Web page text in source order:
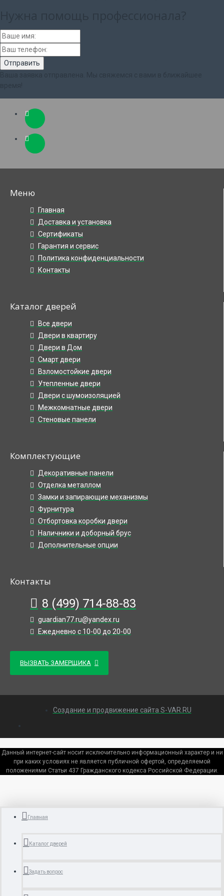
Меню
Главная
Доставка и установка
Сертификаты
Гарантия и сервис
Политика конфиденциальности
Контакты
Каталог дверей
Все двери
Двери в квартиру
Двери в Дом
Смарт двери
Взломостойкие двери
Утепленные двери
Двери с шумоизоляцией
Межкомнатные двери
Стеновые панели
Комплектующие
Декоративные панели
Отделка металлом
Замки и запирающие механизмы
Фурнитура
Отбортовка коробки двери
Наличники и доборный брус
Дополнительные опции
Контакты
8 (499) 714-88-83
guardian77.ru@yandex.ru
Ежедневно с 10-00 до 20-00
ВЫЗВАТЬ ЗАМЕРЩИКА
Создание и продвижение сайта S-VAR.RU
Данный интернет-сайт носит исключительно информационный характер и ни
при каких условиях не является публичной офертой, определяемой
положениями Статьи 437 Гражданского кодекса Российской Федерации.
Главная
Каталог дверей
Задать вопрос